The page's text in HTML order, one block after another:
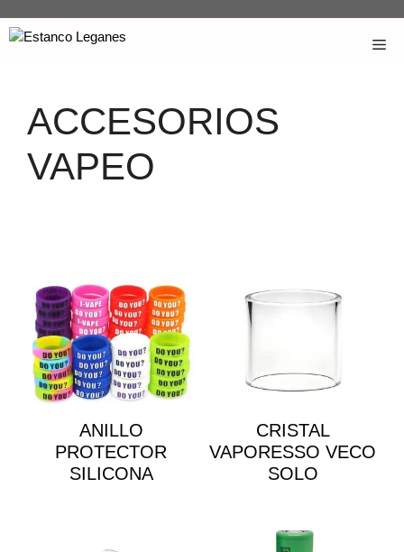
ACCESORIOS
VAPEO
ANILLO
PROTECTOR
SILICONA
CRISTAL
VAPORESSO VECO
SOLO